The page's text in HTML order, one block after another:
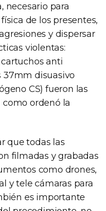
necesario para
de los presentes,
y dispersar
violentas:
anti
37mm disuasivo
CS) fueron las
como ordenó la
que todas las
filmadas y grabadas
como drones,
y tele cámaras para
es importante